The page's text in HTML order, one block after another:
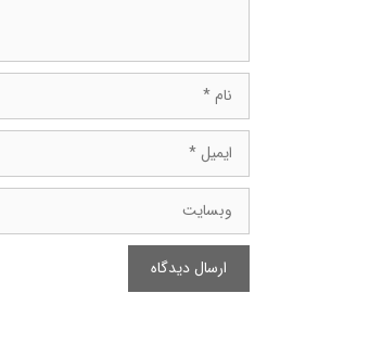
ایمیل
وبسایت